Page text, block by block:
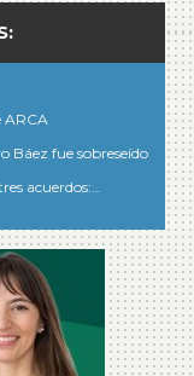
ARCA
Báez fue sobreseído
acuerdos:…